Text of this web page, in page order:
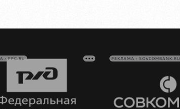
• FPC.RU РЕКЛАМА • SOVCOMBANK.RU